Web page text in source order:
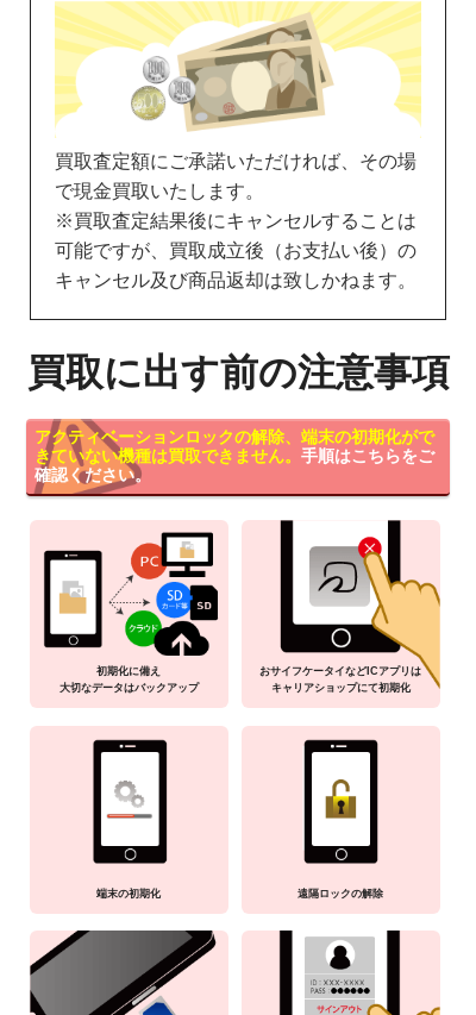
買取査定額にご承諾いただければ、その場
で現金買取いたします。
※買取査定結果後にキャンセルすることは
可能ですが、買取成立後（お支払い後）の
キャンセル及び商品返却は致しかねます。
買取に出す前の注意事項
アクティベーションロックの解除、端末の初期化がで
きていない機種は買取できません。 手順はこちらをご
確認ください。
初期化に備え
大切なデータはバックアップ
おサイフケータイなどICアプリは
キャリアショップにて初期化
端末の初期化 遠隔ロックの解除